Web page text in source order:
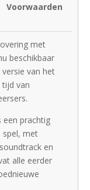
Voorwaarden
met
beschikbaar
van het
van
een prachtig
spel, met
en
alle eerder